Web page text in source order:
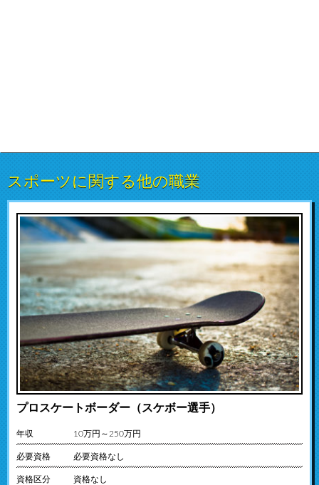
スポーツに関する他の職業
プロスケートボーダー（スケボー選手）
年収 10万円～250万円
必要資格 必要資格なし
資格区分 資格なし